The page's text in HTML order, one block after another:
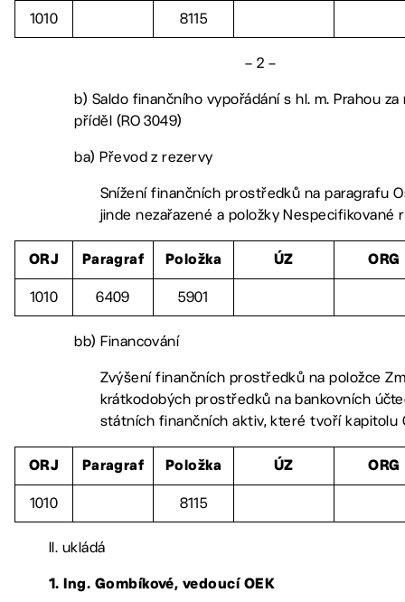
1010 8115
– 2 –
b) Saldo finančního vypořádání s hl. m. Prahou za
příděl (RO 3049)
ba) Převod z rezervy
Snížení finančních prostředků na paragrafu
jinde nezařazené a položky Nespecifikované
ORJ Paragraf Položka ÚZ ORG
1010 6409 5901
bb) Financování
Zvýšení finančních prostředků na položce
krátkodobých prostředků na bankovních
státních finančních aktiv, které tvoří kapitolu
ORJ Paragraf Položka ÚZ ORG
1010 8115
II. ukládá
1. Ing. Gombíkové, vedoucí OEK